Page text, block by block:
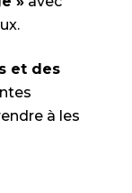
et des
à les